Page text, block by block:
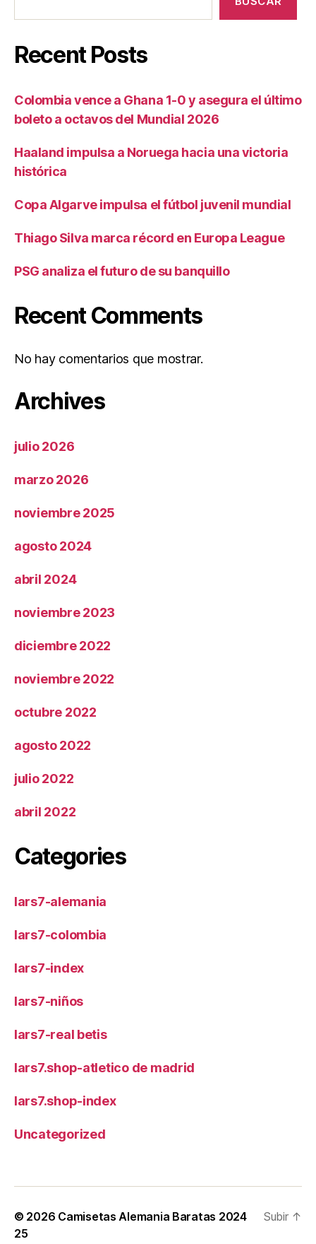
Recent Posts
Colombia vence a Ghana 1-0 y asegura el último
boleto a octavos del Mundial 2026
Haaland impulsa a Noruega hacia una victoria
histórica
Copa Algarve impulsa el fútbol juvenil mundial
Thiago Silva marca récord en Europa League
PSG analiza el futuro de su banquillo
Recent Comments
No hay comentarios que mostrar.
Archives
julio 2026
marzo 2026
noviembre 2025
agosto 2024
abril 2024
noviembre 2023
diciembre 2022
noviembre 2022
octubre 2022
agosto 2022
julio 2022
abril 2022
Categories
lars7-alemania
lars7-colombia
lars7-index
lars7-niños
lars7-real betis
lars7.shop-atletico de madrid
lars7.shop-index
Uncategorized
© 2026 Camisetas Alemania Baratas 2024
25
Subir ↑